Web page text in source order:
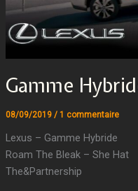
Gamme
08/09/2019 / 1 commentaire
Lexus – Gamme Hybride
Roam The Bleak – She Hat
The&Partnership